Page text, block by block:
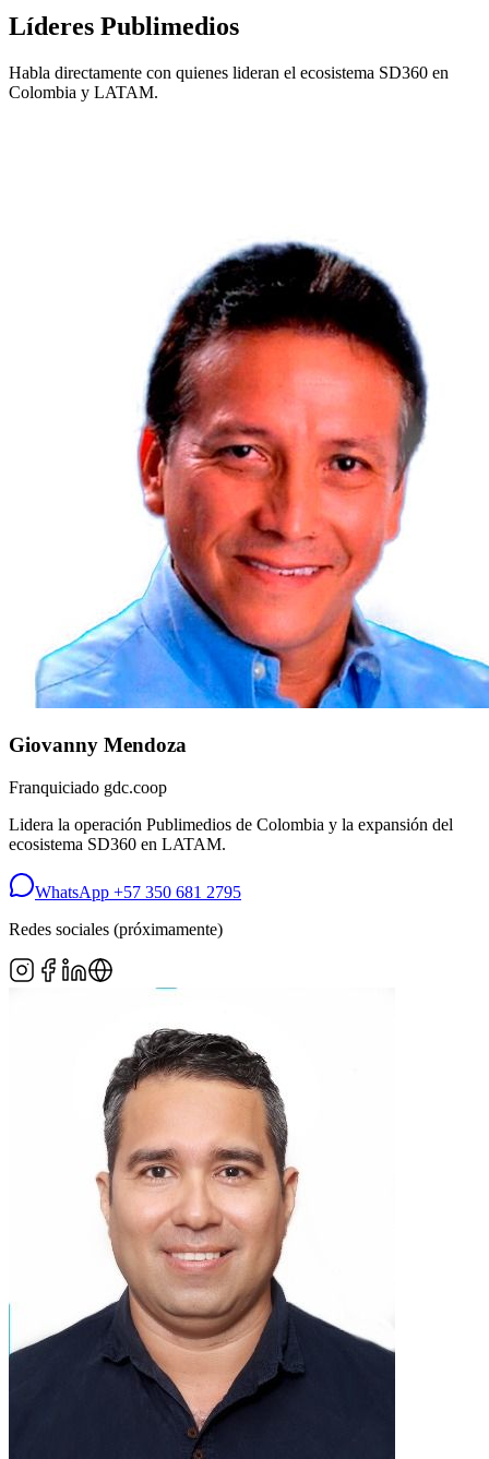
Líderes Publimedios
Habla directamente con quienes lideran el ecosistema SD360 en
Colombia y LATAM.
Giovanny Mendoza
Franquiciado gdc.coop
Lidera la operación Publimedios de Colombia y la expansión del
ecosistema SD360 en LATAM.
WhatsApp +57 350 681 2795
Redes sociales (próximamente)